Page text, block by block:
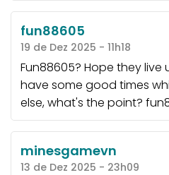
fun88605
19 de Dez 2025 - 11h18
Fun88605? Hope they
have some good times
else, what's the point?
minesgamevn
13 de Dez 2025 - 23h09